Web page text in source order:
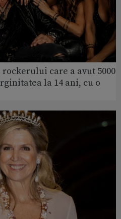
care a avut 5000
la 14 ani, cu o